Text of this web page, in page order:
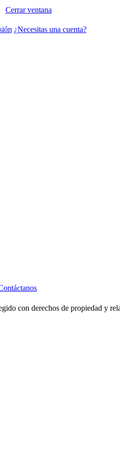
Cerrar ventana
¿Necesitas una cuenta?
con derechos de propiedad y